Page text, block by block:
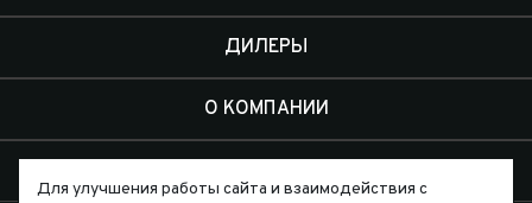
ДИЛЕРЫ
О КОМПАНИИ
Для улучшения работы сайта и взаимодействия с